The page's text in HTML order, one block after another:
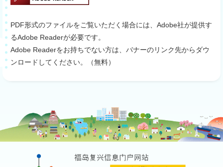
PDF形式のファイルをご覧いただく場合には、Adobe社が提供す
るAdobe Readerが必要です。
Adobe Readerをお持ちでない方は、バナーのリンク先からダウ
ンロードしてください。（無料）